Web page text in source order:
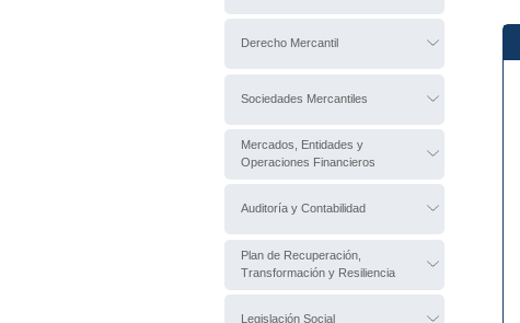
Derecho Mercantil
Sociedades Mercantiles
Mercados, Entidades y
Operaciones Financieros
Auditoría y Contabilidad
Plan de Recuperación,
Transformación y Resiliencia
Legislación Social